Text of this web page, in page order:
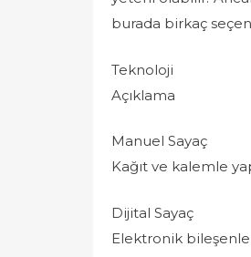
burada birkaç
Teknoloji
Açıklama
Manuel Sayaç
Kağıt ve kalemle
Dijital Sayaç
Elektronik